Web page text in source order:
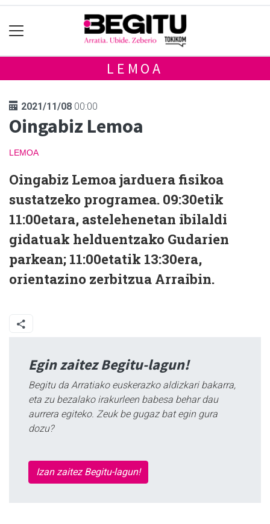
LEMOA
2021/11/08 00:00
Oingabiz Lemoa
LEMOA
Oingabiz Lemoa jarduera fisikoa
sustatzeko programea. 09:30etik
11:00etara, astelehenetan ibilaldi
gidatuak helduentzako Gudarien
parkean; 11:00etatik 13:30era,
orientazino zerbitzua Arraibin.
Egin zaitez Begitu-lagun!
Begitu da Arratiako euskerazko aldizkari bakarra,
eta zu bezalako irakurleen babesa behar dau
aurrera egiteko. Zeuk be gugaz bat egin gura
dozu?
Izan zaitez Begitu-lagun!